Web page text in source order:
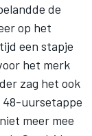
de
op het
een stapje
het merk
zag het ook
48-uursetappe
meer mee